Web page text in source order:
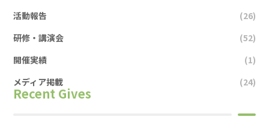
活動報告
(26)
研修・講演会
(52)
開催実績
(1)
メディア掲載
(24)
Recent Gives